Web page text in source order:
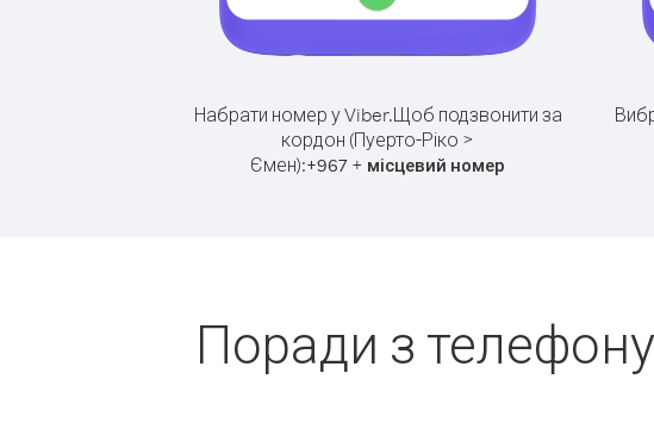
Набрати номер у Viber.Щоб подзвонити за
кордон (Пуерто-Ріко >
Ємен):+967 + місцевий номер
Поради з